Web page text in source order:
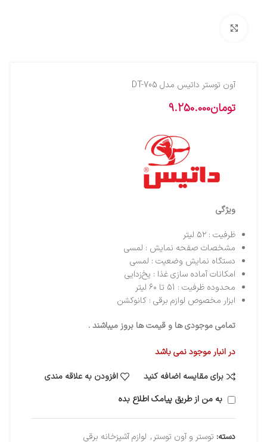
آون توستر داتیس مدل DT-705
تومان9.250.000
ویژگی
ظرفیت : ۵۲ لیتر
مشخصات صفحه نمایش : لمسی
دستگاه نمایش وضعیت : لمسی
امکانات آماده سازی غذا : یخ‌زدایی
محدوده ظرفیت : ۵1 تا ۶۰ لیتر
ابزار مخصوص لوازم برقی : کانوکشن
تمامی موجودی ها و قیمت ها بروز میباشند .
در انبار موجود نمی باشد
برای مقایسه اضافه کنید
افزودن به علاقه مندی
به من از طریق پیامک اطلاع بده
دسته: توستر و آون توستر , لوازم آشپزخانه برقی